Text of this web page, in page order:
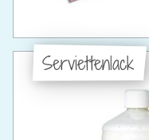
Serviettenlack